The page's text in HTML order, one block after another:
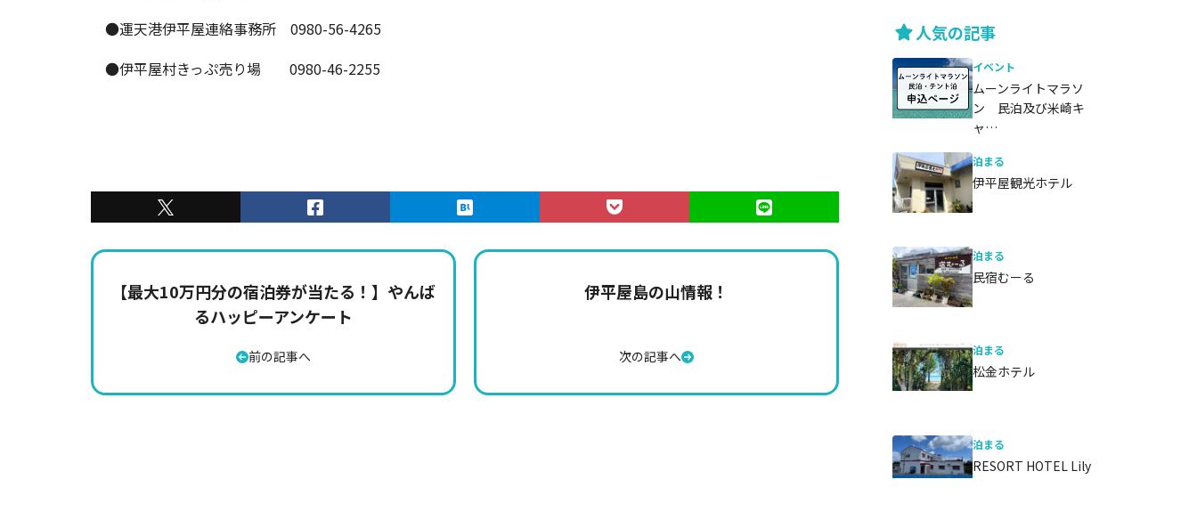
●運天港伊平屋連絡事務所 0980-56-4265
●伊平屋村きっぷ売り場 0980-46-2255
【最大10万円分の宿泊券が当たる！】やんば
るハッピーアンケート
前の記事へ
伊平屋島の山情報！
次の記事へ
人気の記事
イベント
ムーンライトマラソ
ン 民泊及び米崎キ
ャ…
泊まる
伊平屋観光ホテル
泊まる
民宿むーる
泊まる
松金ホテル
泊まる
RESORT HOTEL Lily